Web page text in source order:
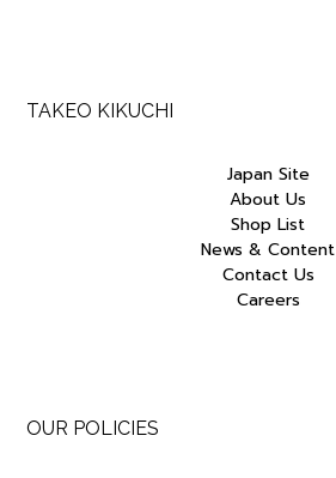
TAKEO KIKUCHI
Japan Site
About Us
Shop List
News & Content
Contact Us
Careers
OUR POLICIES